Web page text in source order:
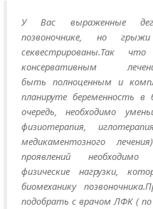
У Вас выраженные
позвоночнике, но
секвестрированы.Так
консервативным
быть полноценным и
планируте беременность
очередь, необходимо
физиотерапия,
медикаментозного
проявлений
физические нагрузки,
биомеханику
подобрать с врачом ЛФК (